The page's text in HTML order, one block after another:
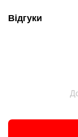
Відгуки